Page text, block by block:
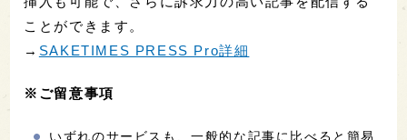
ことができます。
→ SAKETIMES PRESS Pro詳細
※ご留意事項
いずれのサービスも、一般的な記事に比べると簡易